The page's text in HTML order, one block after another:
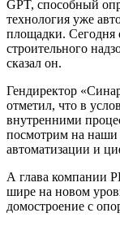
GPT, способный
технология уже
площадки. Сегодня
строительного
сказал он.
Гендиректор
отметил, что в
внутренними
посмотрим на наши
автоматизации и
А глава компании
шире на новом
домостроение с